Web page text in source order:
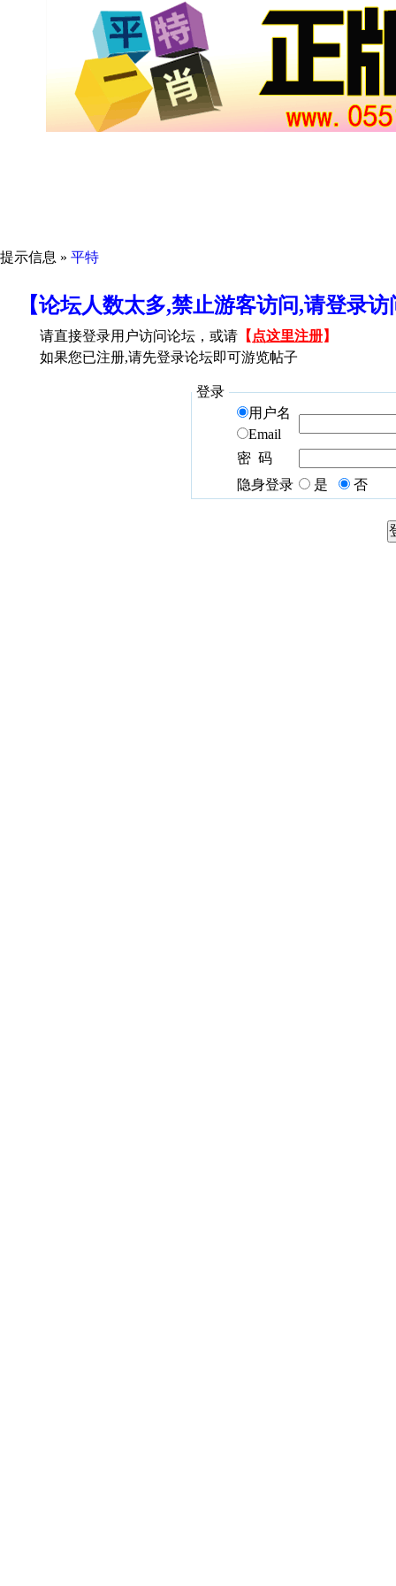
提示信息 » 平特
【论坛人数太多,禁止游客访问,请登录
请直接登录用户访问论坛，或请 【 点这里注册】
如果您已注册,请先登录论坛即可游览帖子
登录
用户名
Email
密 码
隐身登录
是 否